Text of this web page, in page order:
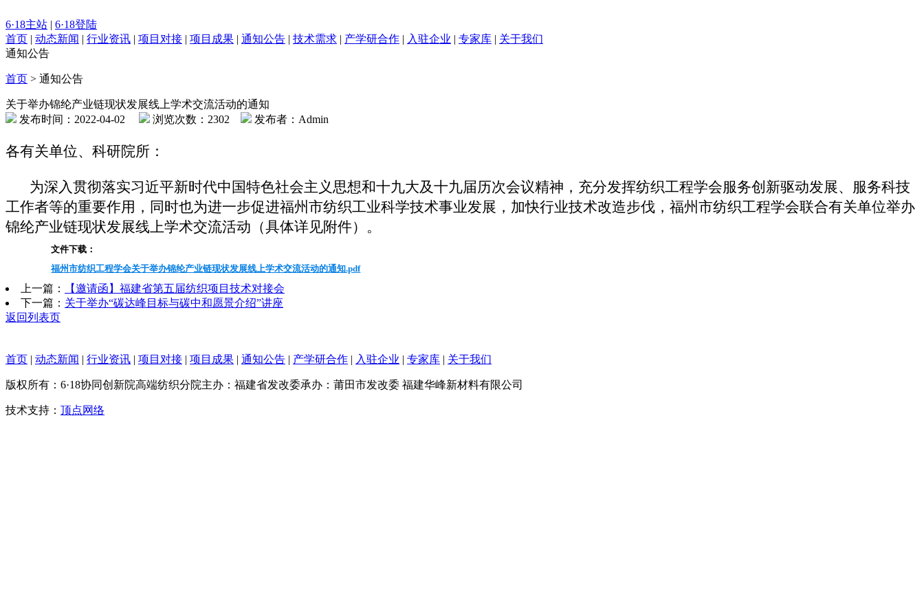
6·18主站 | 6·18登陆
首页 | 动态新闻 | 行业资讯 | 项目对接 | 项目成果 | 通知公告 | 技术需求 | 产学研合作 | 入驻企业 | 专家库 | 关于我们
通知公告
首页 > 通知公告
关于举办锦纶产业链现状发展线上学术交流活动的通知
发布时间：2022-04-02
浏览次数：2302 发布者：Admin
各有关单位、科研院所：
为深入贯彻落实习近平新时代中国特色社会主义思想和十九大及十九届历次会议精神，充分发挥纺织工程学会服务创新驱动发展、服务科技
工作者等的重要作用，同时也为进一步促进福州市纺织工业科学技术事业发展，加快行业技术改造步伐，福州市纺织工程学会联合有关单位举办
锦纶产业链现状发展线上学术交流活动（具体详见附件）。
文件下载：
福州市纺织工程学会关于举办锦纶产业链现状发展线上学术交流活动的通知.pdf
上一篇：
【邀请函】福建省第五届纺织项目技术对接会
下一篇： 关于举办“碳达峰目标与碳中和愿景介绍”讲座
返回列表页
首页 | 动态新闻 | 行业资讯 | 项目对接 | 项目成果 | 通知公告 | 产学研合作 | 入驻企业 | 专家库 | 关于我们
版权所有：6·18协同创新院高端纺织分院主办：福建省发改委承办：莆田市发改委 福建华峰新材料有限公司
技术支持： 顶点网络